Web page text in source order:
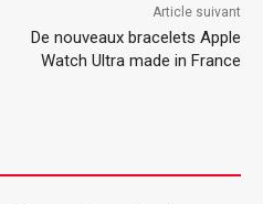
Article suivant
De nouveaux bracelets Apple
Watch Ultra made in France